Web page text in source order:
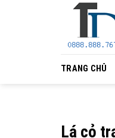
TRANG CHỦ
Lá cỏ